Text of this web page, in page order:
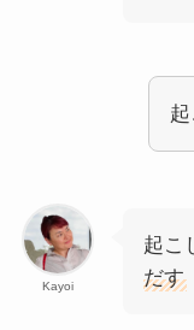
Kayoi
起こ
だす